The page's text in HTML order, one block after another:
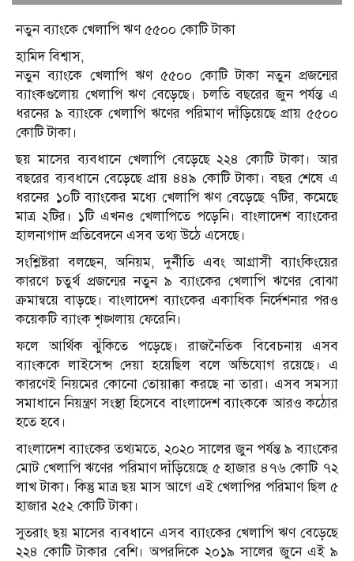
নতুন ব্যাংকে খেলাপি ঋণ ৫৫০০ কোটি টাকা
হামিদ বিশ্বাস,
নতুন ব্যাংকে খেলাপি ঋণ ৫৫০০ কোটি টাকা নতুন প্রজন্মের
ব্যাংকগুলোয় খেলাপি ঋণ বেড়েছে। চলতি বছরের জুন পর্যন্ত এ
ধরনের ৯ ব্যাংকে খেলাপি ঋণের পরিমাণ দাঁড়িয়েছে প্রায় ৫৫০০
কোটি টাকা।
ছয় মাসের ব্যবধানে খেলাপি বেড়েছে ২২৪ কোটি টাকা। আর
বছরের ব্যবধানে বেড়েছে প্রায় ৪৪৯ কোটি টাকা। বছর শেষে এ
ধরনের ১০টি ব্যাংকের মধ্যে খেলাপি ঋণ বেড়েছে ৭টির, কমেছে
মাত্র ২টির। ১টি এখনও খেলাপিতে পড়েনি। বাংলাদেশ ব্যাংকের
হালনাগাদ প্রতিবেদনে এসব তথ্য উঠে এসেছে।
সংশ্লিষ্টরা বলছেন, অনিয়ম, দুর্নীতি এবং আগ্রাসী ব্যাংকিংয়ের
কারণে চতুর্থ প্রজন্মের নতুন ৯ ব্যাংকের খেলাপি ঋণের বোঝা
ক্রমান্বয়ে বাড়ছে। বাংলাদেশ ব্যাংকের একাধিক নির্দেশনার পরও
কয়েকটি ব্যাংক শৃঙ্খলায় ফেরেনি।
ফলে আর্থিক ঝুঁকিতে পড়েছে। রাজনৈতিক বিবেচনায় এসব
ব্যাংককে লাইসেন্স দেয়া হয়েছিল বলে অভিযোগ রয়েছে। এ
কারণেই নিয়মের কোনো তোয়াক্কা করছে না তারা। এসব সমস্যা
সমাধানে নিয়ন্ত্রণ সংস্থা হিসেবে বাংলাদেশ ব্যাংককে আরও কঠোর
হতে হবে।
বাংলাদেশ ব্যাংকের তথ্যমতে, ২০২০ সালের জুন পর্যন্ত ৯ ব্যাংকের
মোট খেলাপি ঋণের পরিমাণ দাঁড়িয়েছে ৫ হাজার ৪৭৬ কোটি ৭২
লাখ টাকা। কিন্তু মাত্র ছয় মাস আগে এই খেলাপির পরিমাণ ছিল ৫
হাজার ২৫২ কোটি টাকা।
সুতরাং ছয় মাসের ব্যবধানে এসব ব্যাংকের খেলাপি ঋণ বেড়েছে
২২৪ কোটি টাকার বেশি। অপরদিকে ২০১৯ সালের জুনে এই ৯